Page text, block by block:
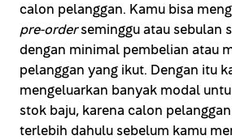
calon pelanggan. Kamu bisa
pre-orderseminggu atau sebulan
dengan minimal pembelian atau
pelanggan yang ikut. Dengan itu
mengeluarkan banyak modal
stok baju, karena calon
terlebih dahulu sebelum kamu